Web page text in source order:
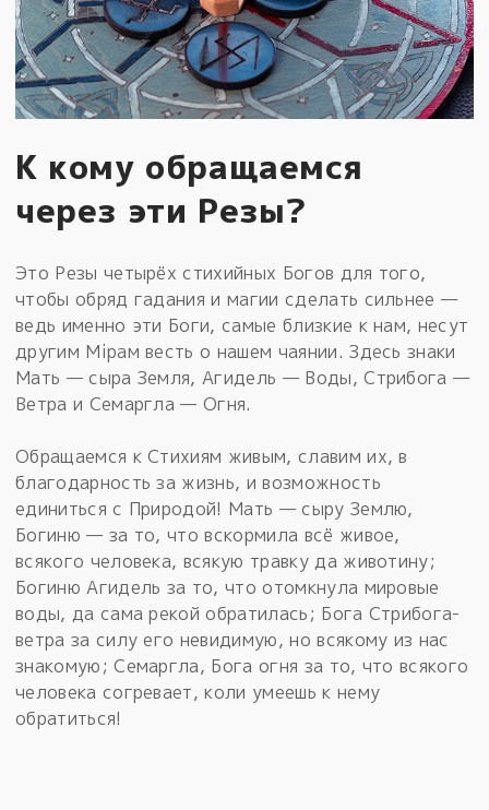
К кому обращаемся
через эти Резы?
Это Резы четырёх стихийных Богов для того,
чтобы обряд гадания и магии сделать сильнее —
ведь именно эти Боги, самые близкие к нам, несут
другим Мiрам весть о нашем чаянии. Здесь знаки
Мать — сыра Земля, Агидель — Воды, Стрибога —
Ветра и Семаргла — Огня.
Обращаемся к Стихиям живым, славим их, в
благодарность за жизнь, и возможность
единиться с Природой! Мать — cыру Землю,
Богиню — за то, что вскормила всё живое,
всякого человека, всякую травку да животину;
Богиню Агидель за то, что отомкнула мировые
воды, да сама рекой обратилась; Бога Стрибога-
ветра за силу его невидимую, но всякому из нас
знакомую; Семаргла, Бога огня за то, что всякого
человека согревает, коли умеешь к нему
обратиться!